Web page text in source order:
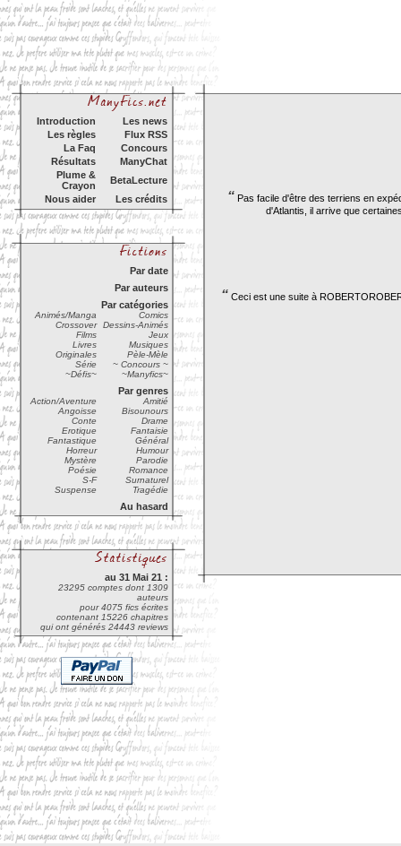
Introduction
Les news
Les règles
Flux RSS
La Faq
Concours
Résultats
ManyChat
Plume &
Crayon
BetaLecture
Nous aider
Les crédits
Par date
Par auteurs
Par catégories
Animés/Manga
Comics
Crossover
Dessins-Animés
Films
Jeux
Livres
Musiques
Originales
Pèle-Mèle
Série
~ Concours ~
~Défis~
~Manyfics~
Par genres
Action/Aventure
Amitié
Angoisse
Bisounours
Conte
Drame
Erotique
Fantaisie
Fantastique
Général
Horreur
Humour
Mystère
Parodie
Poésie
Romance
S-F
Surnaturel
Suspense
Tragédie
Au hasard
au 31 Mai 21 :
23295 comptes dont 1309
auteurs
pour 4075 fics écrites
contenant 15226 chapitres
qui ont générés 24443 reviews
“ Pas facile d'être des terriens en
d'Atlantis, il arrive que
“ Ceci est une suite à